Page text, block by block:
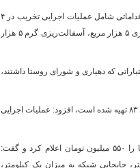
وی با اشاره به تهیه طرح هادی روستای ترمیانک در سال ۸۴ و آغاز فاز اول این طرح در سال ۹۵ گفت: اقداماتی شامل عملیات اجرایی تخریب در ۴
هزار و ۵۰۰ متر مربع، جدول‌گذاری به طول یک هزار و ۴۰۰ متر، جابجایی شبکه به طول ۷۰۰ متر، زیرسازی ۵ هزار مربع، آسفالت‌ریزی گرم ۵ هزار
ترمیانک را ۵۰۰ میلیون تومان در کنار اعتباراتی که دهیاری و شورای روستا داشتند،
وی در خصوص وضعیت بهسازی روستای دارانی سفلی نیز با اشاره به اینکه طرح هادی این روستا در سال ۸۳ تهیه شده است، افزود: عملیات اجرایی
رئیس بنیاد مسکن انقلاب اسلامی تویسرکان میزان اعتبار هزینه شده برای فاز یک بهسازی این روستا را ۵۵۰ میلیون تومان اعلام کرد و گفت:
فاز یک شامل تخریب ۳ هزار و ۵۰۰ متر مربع، جدول‌گذاری به طول یک‌هزار و ۹۰۰ متر، جابجایی شبکه به میزان یک کیلومتر،